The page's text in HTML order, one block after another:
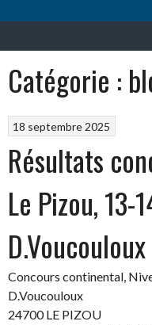
Catégorie :
18 septembre 2025
Résultats
Le Pizou,
D.Voucouloux
Concours continental,
D.Voucouloux
24700 LE PIZOU